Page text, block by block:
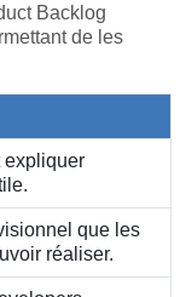
Backlog
de les
expliquer
que les
réaliser.